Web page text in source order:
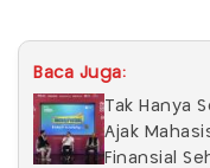
Baca Juga:
Tak Hanya
Ajak
Finansial